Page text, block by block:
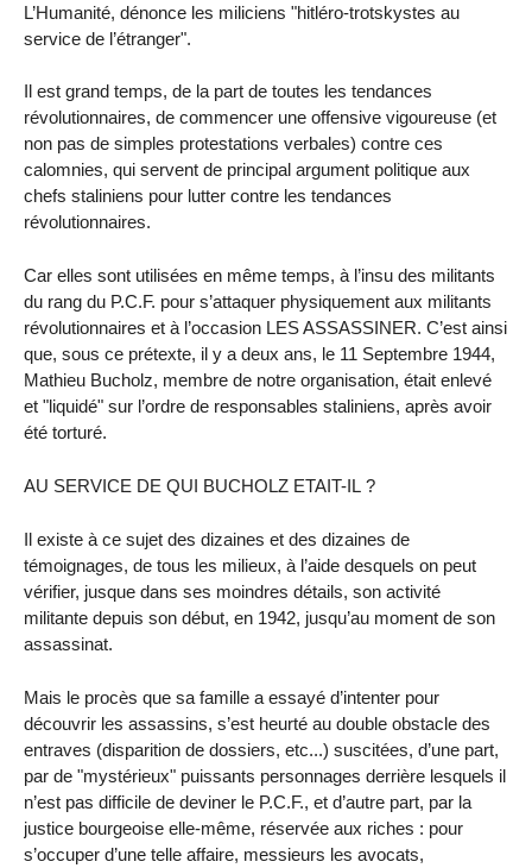
L’Humanité, dénonce les miliciens "hitléro-trotskystes au
service de l’étranger".
Il est grand temps, de la part de toutes les tendances
révolutionnaires, de commencer une offensive vigoureuse (et
non pas de simples protestations verbales) contre ces
calomnies, qui servent de principal argument politique aux
chefs staliniens pour lutter contre les tendances
révolutionnaires.
Car elles sont utilisées en même temps, à l’insu des militants
du rang du P.C.F. pour s’attaquer physiquement aux militants
révolutionnaires et à l’occasion LES ASSASSINER. C’est ainsi
que, sous ce prétexte, il y a deux ans, le 11 Septembre 1944,
Mathieu Bucholz, membre de notre organisation, était enlevé
et "liquidé" sur l’ordre de responsables staliniens, après avoir
été torturé.
AU SERVICE DE QUI BUCHOLZ ETAIT-IL ?
Il existe à ce sujet des dizaines et des dizaines de
témoignages, de tous les milieux, à l’aide desquels on peut
vérifier, jusque dans ses moindres détails, son activité
militante depuis son début, en 1942, jusqu’au moment de son
assassinat.
Mais le procès que sa famille a essayé d’intenter pour
découvrir les assassins, s’est heurté au double obstacle des
entraves (disparition de dossiers, etc...) suscitées, d’une part,
par de "mystérieux" puissants personnages derrière lesquels il
n’est pas difficile de deviner le P.C.F., et d’autre part, par la
justice bourgeoise elle-même, réservée aux riches : pour
s’occuper d’une telle affaire, messieurs les avocats,